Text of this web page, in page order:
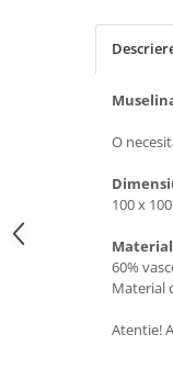
O
100 x
60%
Material
Atentie!